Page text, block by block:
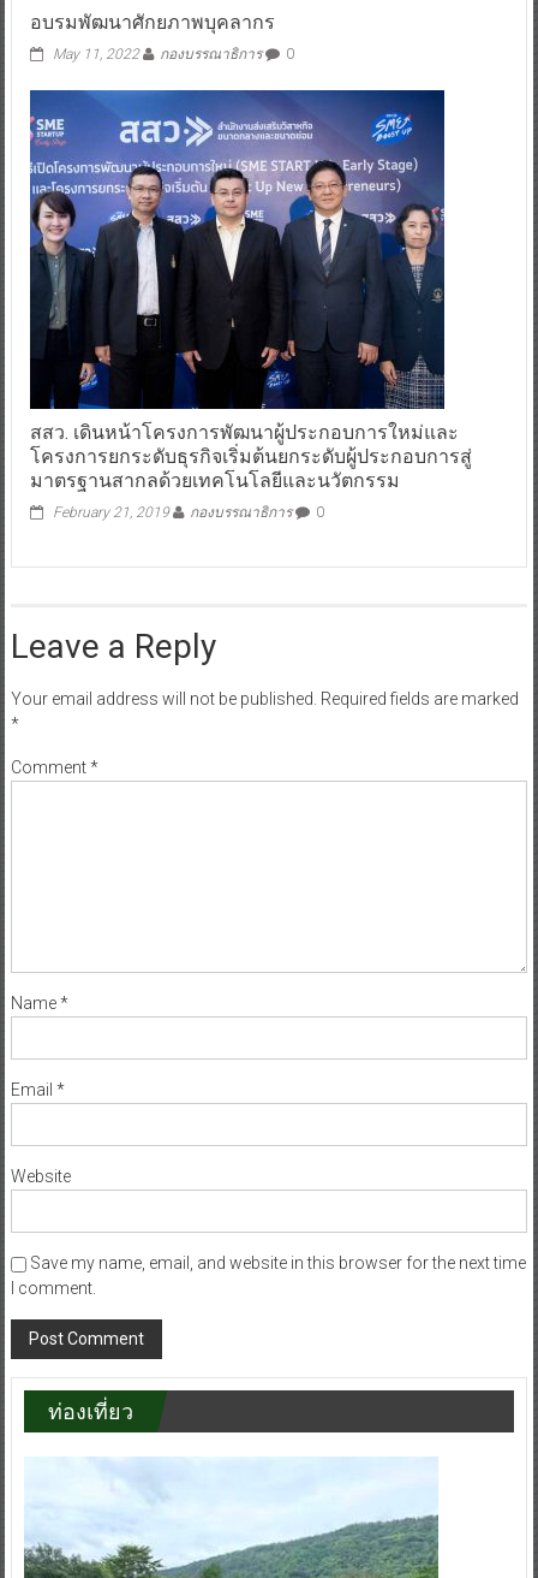
อบรมพัฒนาศักยภาพบุคลากร
May 11, 2022 กองบรรณาธิการ 0
สสว. เดินหน้าโครงการพัฒนาผู้ประกอบการใหม่และ
โครงการยกระดับธุรกิจเริ่มต้นยกระดับผู้ประกอบการสู่
มาตรฐานสากลด้วยเทคโนโลยีและนวัตกรรม
February 21, 2019 กองบรรณาธิการ 0
Leave a Reply
Your email address will not be published. Required fields are marked
*
Comment*
Name*
Email *
Website
Save my name, email, and website in this browser for the next time
I comment.
ท่องเที่ยว